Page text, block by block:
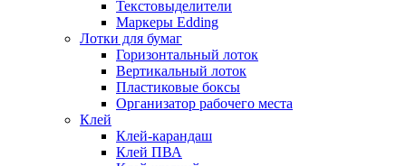
Текстовыделители
Маркеры Edding
Лотки для бумаг
Горизонтальный лоток
Вертикальный лоток
Пластиковые боксы
Организатор рабочего места
Клей
Клей-карандаш
Клей ПВА